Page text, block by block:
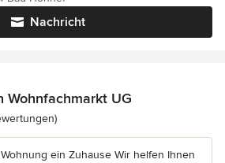
Nachricht
Wohnfachmarkt UG
3 von 5 Sternen
ein Zuhause Wir helfen Ihnen